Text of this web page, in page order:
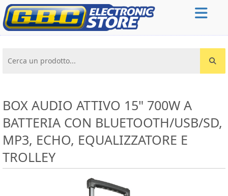
Cerca un prodotto...
BOX AUDIO ATTIVO 15" 700W A
BATTERIA CON BLUETOOTH/USB/SD,
MP3, ECHO, EQUALIZZATORE E
TROLLEY